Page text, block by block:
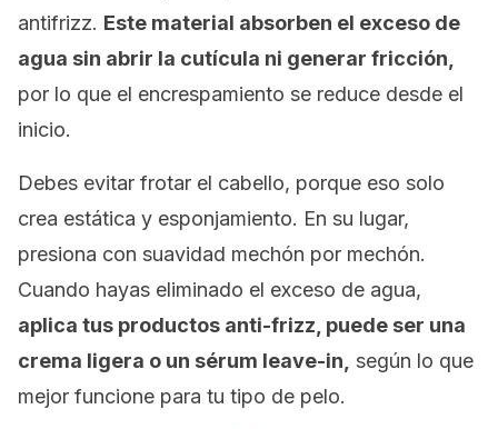
antifrizz. Este material absorben el exceso de
agua sin abrir la cutícula ni generar fricción,
por lo que el encrespamiento se reduce desde el
inicio.
Debes evitar frotar el cabello, porque eso solo
crea estática y esponjamiento. En su lugar,
presiona con suavidad mechón por mechón.
Cuando hayas eliminado el exceso de agua,
aplica tus productos anti-frizz, puede ser una
crema ligera o un sérum leave-in, según lo que
mejor funcione para tu tipo de pelo.